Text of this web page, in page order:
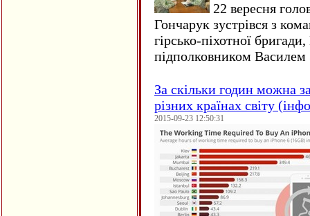
22 вересня
Гончарук зустрівся з
гірсько-піхотної
підполковником
За скільки годин можна
різних країнах світу
2015-09-23 12:50:31